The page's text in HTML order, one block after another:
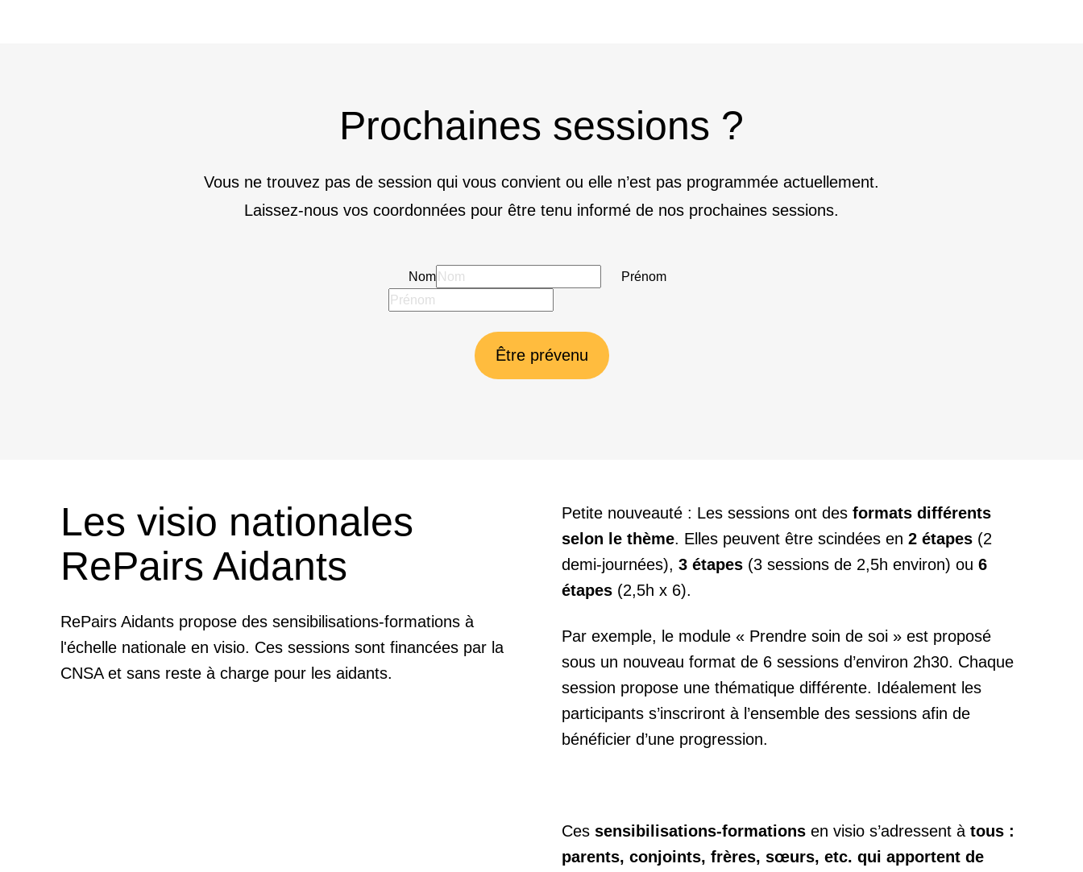
Prochaines sessions ?
Vous ne trouvez pas de session qui vous convient ou elle n’est pas programmée actuellement.
Laissez-nous vos coordonnées pour être tenu informé de nos prochaines sessions.
Nom Prénom
Être prévenu
Les visio nationales
RePairs Aidants
RePairs Aidants propose des sensibilisations-formations à
l'échelle nationale en visio. Ces sessions sont financées par la
CNSA et sans reste à charge pour les aidants.
Petite nouveauté : Les sessions ont des formats différents
selon le thème. Elles peuvent être scindées en 2 étapes (2
demi-journées), 3 étapes (3 sessions de 2,5h environ) ou 6
étapes (2,5h x 6).
Par exemple, le module « Prendre soin de soi » est proposé
sous un nouveau format de 6 sessions d’environ 2h30. Chaque
session propose une thématique différente. Idéalement les
participants s’inscriront à l’ensemble des sessions afin de
bénéficier d’une progression.
Ces sensibilisations-formations en visio s’adressent à tous :
parents, conjoints, frères, sœurs, etc. qui apportent de